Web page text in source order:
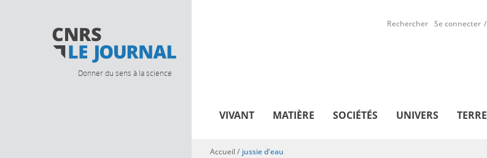
Donner du sens à la science
Rechercher Se connecter
VIVANT MATIÈRE SOCIÉTÉS UNIVERS TERRE
Vous êtes ici
Accueil/ jussie d'eau